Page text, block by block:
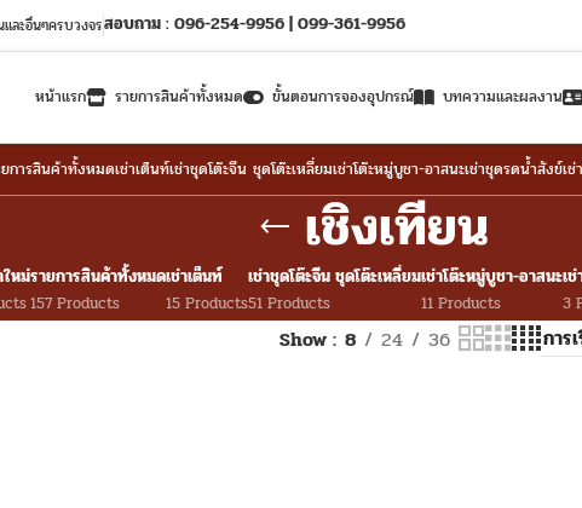
ละอื่นๆครบวงจรสอบถาม : 096-254-9956 | 099-361-9956
หน้าแรก รายการสินค้าทั้งหมด ขั้นตอนการจองอุปกรณ์ บทความและผลงาน
การสินค้าทั้งหมดเช่าเต็นท์เช่าชุดโต๊ะจีน ชุดโต๊ะเหลี่ยมเช่าโต๊ะหมู่บูชา-อาสนะเช่าชุดรดน้ำสังข์เช่
เชิงเทียน
หม่รายการสินค้าทั้งหมด
157 Products
เช่าเต็นท์
15 Products
เช่าชุดโต๊ะจีน ชุดโต๊ะเหลี่ยม
51 Products
เช่าโต๊ะหมู่บูชา-อาสนะ
11 Products
เ
3
Show 8 24 36